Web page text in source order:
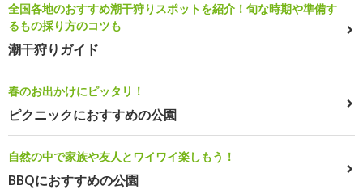
全国各地のおすすめ潮干狩りスポットを紹介！旬な時期や準備す
るもの採り方のコツも
潮干狩りガイド
春のお出かけにピッタリ！
ピクニックにおすすめの公園
自然の中で家族や友人とワイワイ楽しもう！
BBQにおすすめの公園